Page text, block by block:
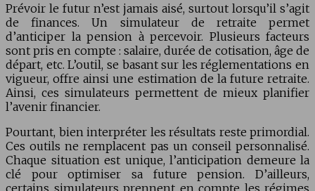
Prévoir le futur n’est jamais aisé, surtout lorsqu’il s’agit
de finances. Un simulateur de retraite permet
d’anticiper la pension à percevoir. Plusieurs facteurs
sont pris en compte : salaire, durée de cotisation, âge de
départ, etc. L’outil, se basant sur les réglementations en
vigueur, offre ainsi une estimation de la future retraite.
Ainsi, ces simulateurs permettent de mieux planifier
l’avenir financier.
Pourtant, bien interpréter les résultats reste primordial.
Ces outils ne remplacent pas un conseil personnalisé.
Chaque situation est unique, l’anticipation demeure la
clé pour optimiser sa future pension. D’ailleurs,
certains simulateurs prennent en compte les régimes